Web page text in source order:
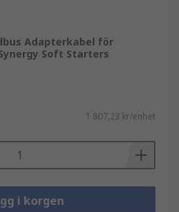
Adapterkabel för
Soft Starters
1 807,23 kr/enhet
i korgen